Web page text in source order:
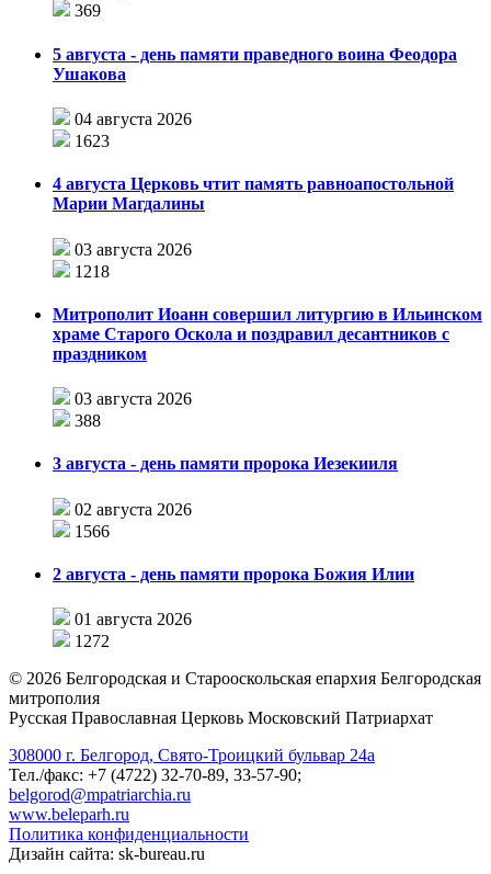
369
5 августа - день памяти праведного воина Феодора
Ушакова
04 августа 2026
1623
4 августа Церковь чтит память равноапостольной
Марии Магдалины
03 августа 2026
1218
Митрополит Иоанн совершил литургию в Ильинском
храме Старого Оскола и поздравил десантников с
праздником
03 августа 2026
388
3 августа - день памяти пророка Иезекииля
02 августа 2026
1566
2 августа - день памяти пророка Божия Илии
01 августа 2026
1272
© 2026 Белгородская и Старооскольская епархия Белгородская
митрополия
Русская Православная Церковь Московский Патриархат
308000 г. Белгород, Свято-Троицкий бульвар 24а
Тел./факс: +7 (4722) 32-70-89, 33-57-90;
belgorod@mpatriarchia.ru
www.beleparh.ru
Политика конфиденциальности
Дизайн сайта: sk-bureau.ru